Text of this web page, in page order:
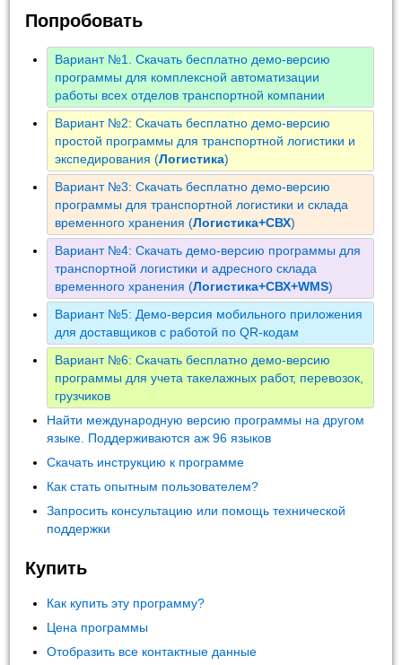
Попробовать
Вариант №1. Скачать бесплатно демо-версию
программы для комплексной автоматизации
работы всех отделов транспортной компании
Вариант №2: Скачать бесплатно демо-версию
простой программы для транспортной логистики и
экспедирования (Логистика)
Вариант №3: Скачать бесплатно демо-версию
программы для транспортной логистики и склада
временного хранения (Логистика+СВХ)
Вариант №4: Скачать демо-версию программы для
транспортной логистики и адресного склада
временного хранения (Логистика+СВХ+WMS)
Вариант №5: Демо-версия мобильного приложения
для доставщиков с работой по QR-кодам
Вариант №6: Скачать бесплатно демо-версию
программы для учета такелажных работ, перевозок,
грузчиков
Найти международную версию программы на другом
языке. Поддерживаются аж 96 языков
Скачать инструкцию к программе
Как стать опытным пользователем?
Запросить консультацию или помощь технической
поддержки
Купить
Как купить эту программу?
Цена программы
Отобразить все контактные данные